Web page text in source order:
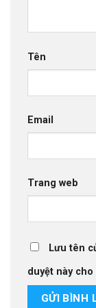
Tên
Email
Trang web
Lưu tên
duyệt này